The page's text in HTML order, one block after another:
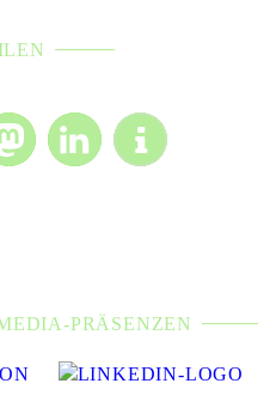
PRÄSENZEN